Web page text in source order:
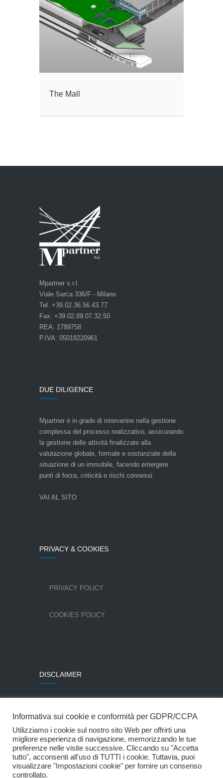
The Mall
Mpartner s.r.l.
Viale Sarca 336/F - Milano
Tel. +39.02.36.56.43.77
Fax. +39.02.89.07.32.50
REA: 1789758
P.IVA: 05018220961
DUE DILIGENCE
Mpartner è in grado di intervenire nella gestione
complessa del processo realizzativo, assicurando
la gestione delle attività finalizzate alla
valutazione globale, formale e sostanziale della
situazione di un immobile, facendo emergere
punti di forza, criticità e rischi connessi.
VAI AL SITO
PRIVACY & COOKIES
PRIVACY POLICY
COOKIES POLICY
DISCLAIMER
concessione della Colombo Costruzioni SpA.
© Mpartner Srl
Website byBlucannella.it
Informativa sui cookie e conformità per GDPR/CCPA
Utilizziamo i cookie sul nostro sito Web per offrirti una
migliore esperienza di navigazione, memorizzando le tue
preferenze nelle visite successive. Cliccando su "Accetta
tutto", acconsenti all'uso di TUTTI i cookie. Tuttavia, puoi
visualizzare "Impostazioni cookie" per fornire un consenso
controllato.